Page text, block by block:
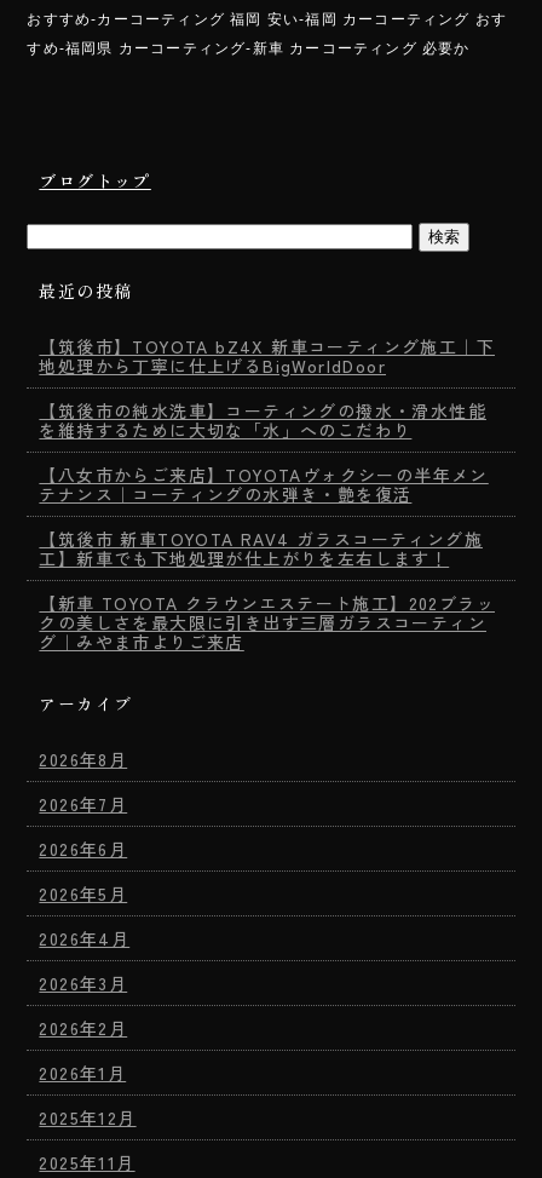
おすすめ-カーコーティング 福岡 安い-福岡 カーコーティング おす
すめ-福岡県 カーコーティング-新車 カーコーティング 必要か
ブログトップ
最近の投稿
【筑後市】TOYOTA bZ4X 新車コーティング施工｜下
地処理から丁寧に仕上げるBigWorldDoor
【筑後市の純水洗車】コーティングの撥水・滑水性能
を維持するために大切な「水」へのこだわり
【八女市からご来店】TOYOTAヴォクシーの半年メン
テナンス｜コーティングの水弾き・艶を復活
【筑後市 新車TOYOTA RAV4 ガラスコーティング施
工】新車でも下地処理が仕上がりを左右します！
【新車 TOYOTA クラウンエステート施工】202ブラッ
クの美しさを最大限に引き出す三層ガラスコーティン
グ｜みやま市よりご来店
アーカイブ
2026年8月
2026年7月
2026年6月
2026年5月
2026年4月
2026年3月
2026年2月
2026年1月
2025年12月
2025年11月